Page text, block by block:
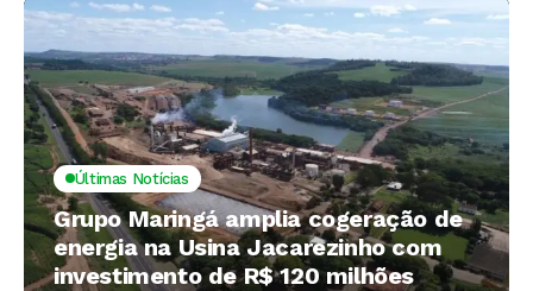
Últimas Notícias
Grupo Maringá amplia cogeração de
energia na Usina Jacarezinho com
investimento de R$ 120 milhões